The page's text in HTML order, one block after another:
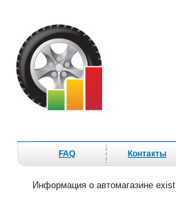
FAQ Контакты
Информация о автомагазине exist